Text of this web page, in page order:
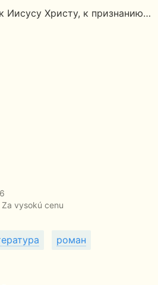
Иисусу Христу, к признанию…
Za vysokú cenu
роман